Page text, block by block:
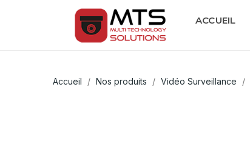
ACCUEIL
Accueil Nos produits Vidéo Surveillance